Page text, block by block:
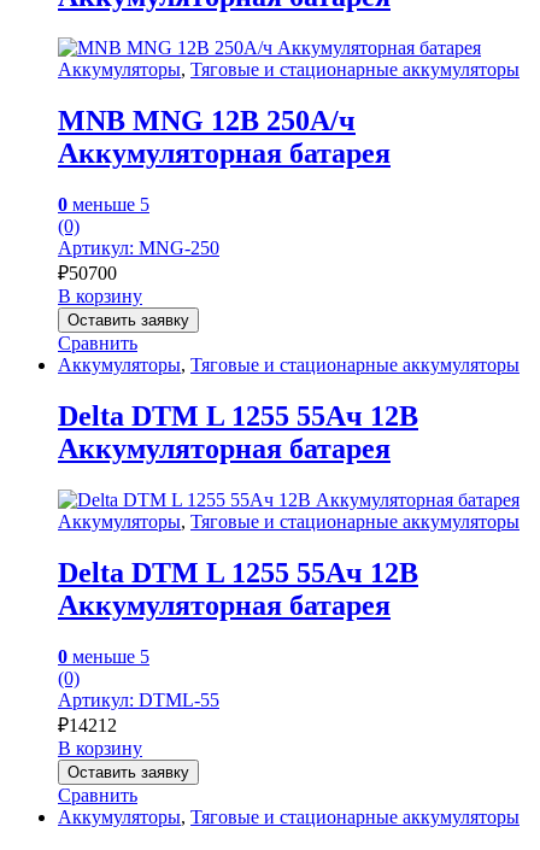
Аккумуляторы, Тяговые и стационарные аккумуляторы
MNB MNG 12В 250А/ч
Аккумуляторная батарея
0 меньше 5
(0)
Артикул: MNG-250
₽50700
В корзину
Оставить заявку
Сравнить
Аккумуляторы, Тяговые и стационарные аккумуляторы
Delta DTM L 1255 55Ач 12В
Аккумуляторная батарея
Аккумуляторы, Тяговые и стационарные аккумуляторы
Delta DTM L 1255 55Ач 12В
Аккумуляторная батарея
0 меньше 5
(0)
Артикул: DTML-55
₽14212
В корзину
Оставить заявку
Сравнить
Аккумуляторы, Тяговые и стационарные аккумуляторы